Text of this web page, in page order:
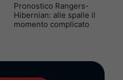
Pronostico Rangers-
Hibernian: alle spalle il
momento complicato